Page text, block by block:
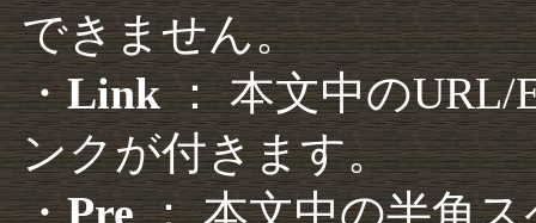
できません。
・Link： 本文中のURL/
ンクが付きます。
・Pre： 本文中の半角